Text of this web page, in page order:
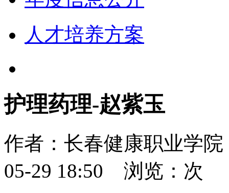
人才培养方案
护理药理-赵紫玉
作者： 长春健康职业
05-29 18:50 浏览： 次